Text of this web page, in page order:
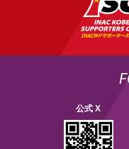
公式 X